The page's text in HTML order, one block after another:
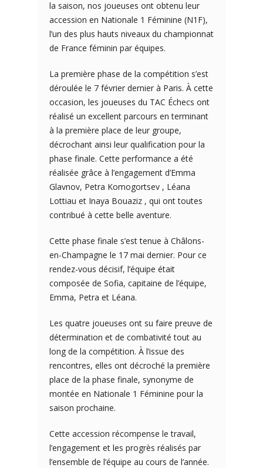
la saison, nos joueuses ont obtenu leur
accession en Nationale 1 Féminine (N1F),
l’un des plus hauts niveaux du championnat
de France féminin par équipes.
La première phase de la compétition s’est
déroulée le 7 février dernier à Paris. À cette
occasion, les joueuses du TAC Échecs ont
réalisé un excellent parcours en terminant
à la première place de leur groupe,
décrochant ainsi leur qualification pour la
phase finale. Cette performance a été
réalisée grâce à l’engagement d’Emma
Glavnov, Petra Komogortsev , Léana
Lottiau et Inaya Bouaziz , qui ont toutes
contribué à cette belle aventure.
Cette phase finale s’est tenue à Châlons-
en-Champagne le 17 mai dernier. Pour ce
rendez-vous décisif, l’équipe était
composée de Sofia, capitaine de l’équipe,
Emma, Petra et Léana.
Les quatre joueuses ont su faire preuve de
détermination et de combativité tout au
long de la compétition. À l’issue des
rencontres, elles ont décroché la première
place de la phase finale, synonyme de
montée en Nationale 1 Féminine pour la
saison prochaine.
Cette accession récompense le travail,
l’engagement et les progrès réalisés par
l’ensemble de l’équipe au cours de l’année.